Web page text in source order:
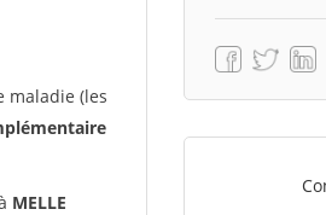
maladie (les
MELLE